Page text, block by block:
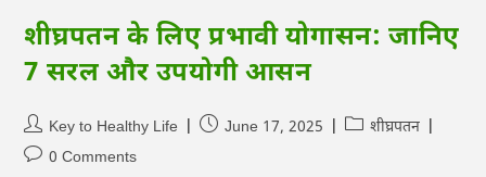
शीघ्रपतन के लिए प्रभावी योगासन: जानिए
7 सरल और उपयोगी आसन
Key to Healthy Life June 17, 2025
शीघ्रपतन
0 Comments